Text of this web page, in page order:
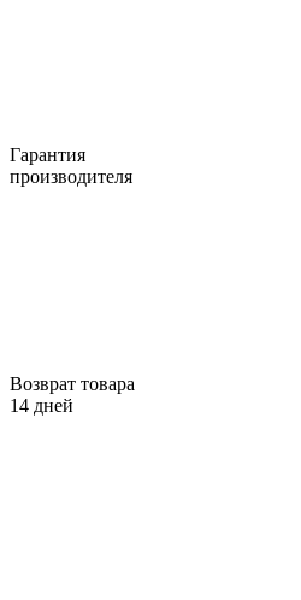
Гарантия
производителя
Возврат товара
14 дней